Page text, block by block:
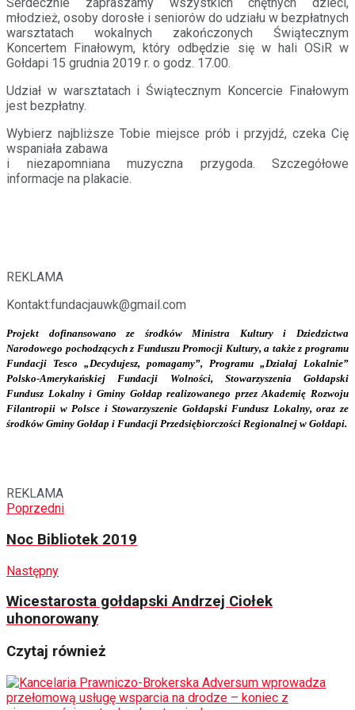
młodzież, osoby dorosłe i seniorów do udziału w bezpłatnych
warsztatach wokalnych zakończonych Świątecznym
Koncertem Finałowym, który odbędzie się w hali OSiR w
Gołdapi 15 grudnia 2019 r. o godz. 17.00.
Udział w warsztatach i Świątecznym Koncercie Finałowym
jest bezpłatny.
Wybierz najbliższe Tobie miejsce prób i przyjdź, czeka Cię
wspaniała zabawa
i niezapomniana muzyczna przygoda. Szczegółowe
informacje na plakacie.
REKLAMA
Kontakt:fundacjauwk@gmail.com
Projekt dofinansowano ze środkówMinistra Kultury i Dziedzictwa
Narodowego pochodzących z Funduszu Promocji Kultury,a także z programu
Fundacji Tesco „Decydujesz, pomagamy”, Programu „Działaj Lokalnie”
Polsko-Amerykańskiej Fundacji Wolności, Stowarzyszenia Gołdapski
Fundusz Lokalny i Gminy Gołdap realizowanego przez Akademię Rozwoju
Filantropii wPolsce i Stowarzyszenie Gołdapski Fundusz Lokalny,oraz ze
środków Gminy Gołdap i Fundacji Przedsiębiorczości Regionalnej w Gołdapi.
REKLAMA
Poprzedni
Noc Bibliotek 2019
Następny
Wicestarosta gołdapski Andrzej Ciołek
uhonorowany
Czytaj również